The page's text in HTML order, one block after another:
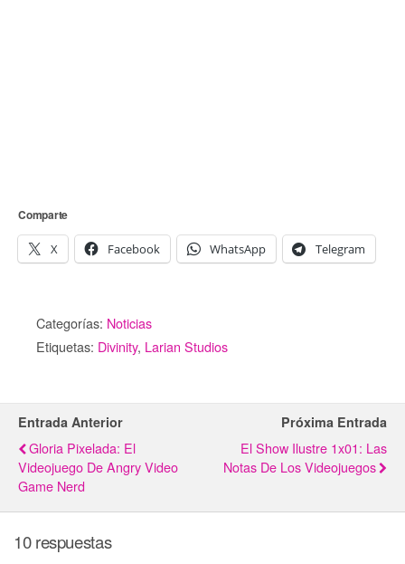
Comparte
X Facebook WhatsApp Telegram
Categorías: Noticias
Etiquetas: Divinity, Larian Studios
Entrada Anterior
Gloria Pixelada: El
Videojuego De Angry Video
Game Nerd
Próxima Entrada
El Show Ilustre 1x01: Las
Notas De Los Videojuegos
10 respuestas